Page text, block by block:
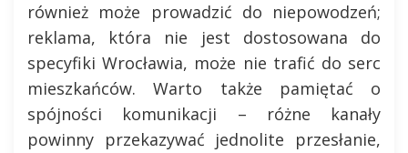
również może prowadzić do niepowodzeń;
reklama, która nie jest dostosowana do
specyfiki Wrocławia, może nie trafić do serc
mieszkańców. Warto także pamiętać o
spójności komunikacji – różne kanały
powinny przekazywać jednolite przesłanie,